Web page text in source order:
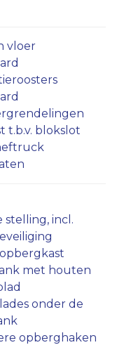
vloer
t.b.v. blokslot
stelling, incl.
met houten
onder de
opberghaken